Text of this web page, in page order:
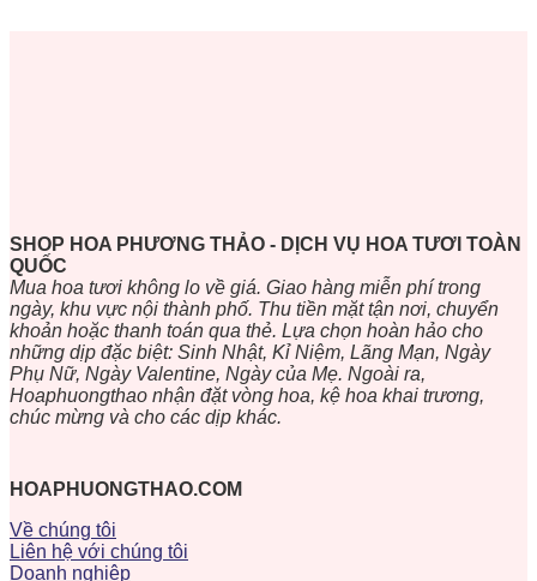
SHOP HOA PHƯƠNG THẢO - DỊCH VỤ HOA TƯƠI TOÀN
QUỐC
Mua hoa tươi không lo về giá. Giao hàng miễn phí trong
ngày, khu vực nội thành phố. Thu tiền mặt tận nơi, chuyển
khoản hoặc thanh toán qua thẻ. Lựa chọn hoàn hảo cho
những dịp đặc biệt: Sinh Nhật, Kỉ Niệm, Lãng Mạn, Ngày
Phụ Nữ, Ngày Valentine, Ngày của Mẹ. Ngoài ra,
Hoaphuongthao nhận đặt vòng hoa, kệ hoa khai trương,
chúc mừng và cho các dịp khác.
HOAPHUONGTHAO.COM
Về chúng tôi
Liên hệ với chúng tôi
Doanh nghiệp